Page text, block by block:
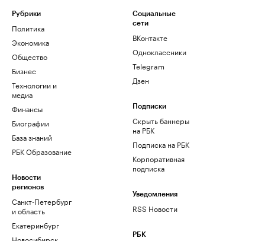
Рубрики
Политика
Экономика
Общество
Бизнес
Технологии и
медиа
Финансы
Биографии
База знаний
РБК Образование
Новости
регионов
Санкт-Петербург
и область
Екатеринбург
Социальные
сети
ВКонтакте
Одноклассники
Telegram
Дзен
Подписки
Скрыть баннеры
на РБК
Подписка на РБК
Корпоративная
подписка
Уведомления
RSS Новости
РБК